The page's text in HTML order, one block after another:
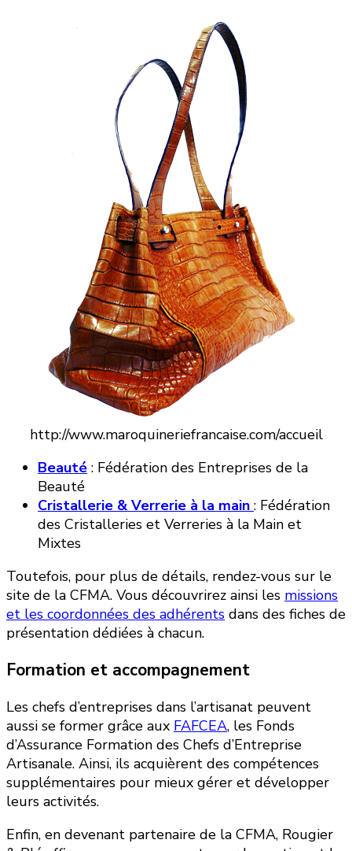
http://www.maroquineriefrancaise.com/accueil
Beauté : Fédération des Entreprises de la
Beauté
Cristallerie & Verrerie à la main : Fédération
des Cristalleries et Verreries à la Main et
Mixtes
Toutefois, pour plus de détails, rendez-vous sur le
site de la CFMA. Vous découvrirez ainsi les missions
et les coordonnées des adhérents dans des fiches de
présentation dédiées à chacun.
Formation et accompagnement
Les chefs d’entreprises dans l’artisanat peuvent
aussi se former grâce aux FAFCEA, les Fonds
d’Assurance Formation des Chefs d’Entreprise
Artisanale. Ainsi, ils acquièrent des compétences
supplémentaires pour mieux gérer et développer
leurs activités.
Enfin, en devenant partenaire de la CFMA, Rougier